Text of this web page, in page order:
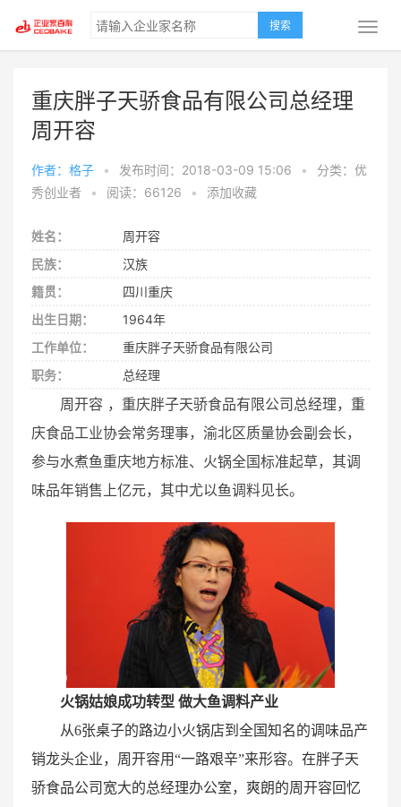
搜索
重庆胖子天骄食品有限公司总经理
周开容
作者：格子 • 发布时间：2018-03-09 15:06 •
分类：优
秀创业者
• 阅读：66126 • 添加收藏
姓名：
周开容
民族：
汉族
籍贯：
四川重庆
出生日期：
1964年
工作单位：
重庆胖子天骄食品有限公司
职务：
总经理
周开容 ，重庆胖子天骄食品有限公司总经理，重
庆食品工业协会常务理事，渝北区质量协会副会长，
参与水煮鱼重庆地方标准、火锅全国标准起草，其调
味品年销售上亿元，其中尤以鱼调料见长。
火锅姑娘成功转型 做大鱼调料产业
从6张桌子的路边小火锅店到全国知名的调味品产
销龙头企业，周开容用“一路艰辛”来形容。在胖子天
骄食品公司宽大的总经理办公室，爽朗的周开容回忆